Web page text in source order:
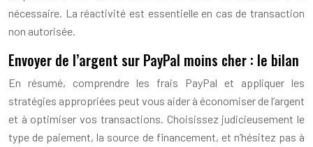
nécessaire. La réactivité est essentielle en cas de transaction
non autorisée.
Envoyer de l’argent sur PayPal moins cher : le bilan
En résumé, comprendre les frais PayPal et appliquer les
stratégies appropriées peut vous aider à économiser de l’argent
et à optimiser vos transactions. Choisissez judicieusement le
type de paiement, la source de financement, et n’hésitez pas à